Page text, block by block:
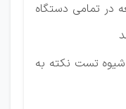
در تمامی دستگاه
تست نکته به